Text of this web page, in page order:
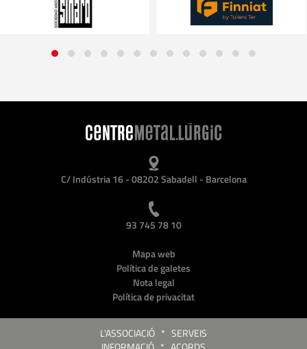
C/ Indústria 16 - 08202 Sabadell - Barcelona
93 745 78 10
Mapa web
Política de galetes
Nota legal
Política de privacitat
L'ASSOCIACIÓ * SERVEIS